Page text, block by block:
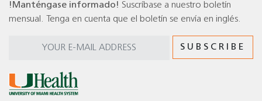
!Manténgase informado! Suscríbase a nuestro boletín
mensual. Tenga en cuenta que el boletín se envía en inglés.